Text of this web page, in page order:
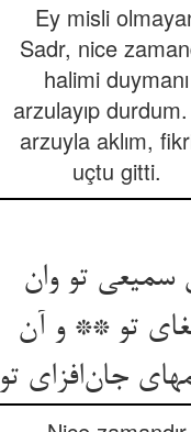
Ey misli
Sadr, nice
halimi duymanı
arzulayıp
arzuyla aklım,
uçtu gitti.
سمیعی تو وان
تو ** و آن
جان‌افزای تو